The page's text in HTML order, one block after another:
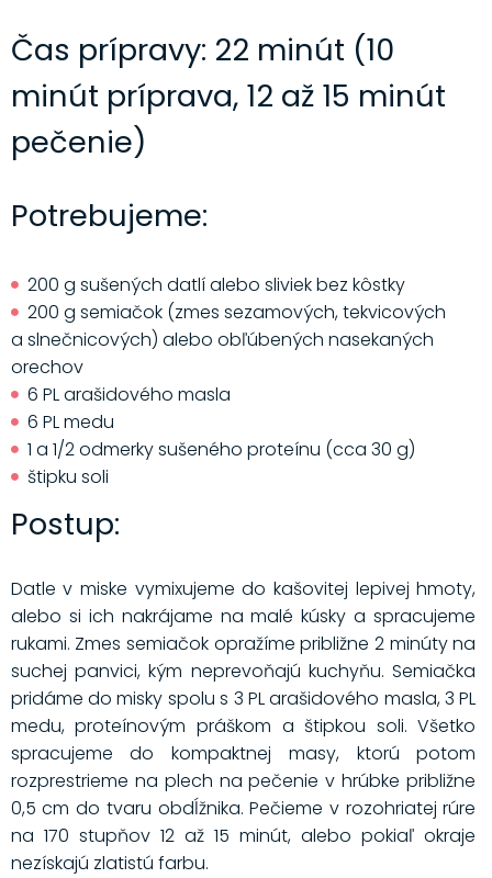
Čas prípravy: 22 minút (10
minút príprava, 12 až 15 minút
pečenie)
Potrebujeme:
200 g sušených datlí alebo sliviek bez kôstky
200 g semiačok (zmes sezamových, tekvicových
a slnečnicových) alebo obľúbených nasekaných
orechov
6 PL arašidového masla
6 PL medu
1 a 1/2 odmerky sušeného proteínu (cca 30 g)
štipku soli
Postup:
Datle v miske vymixujeme do kašovitej lepivej hmoty,
alebo si ich nakrájame na malé kúsky a spracujeme
rukami. Zmes semiačok opražíme približne 2 minúty na
suchej panvici, kým neprevoňajú kuchyňu. Semiačka
pridáme do misky spolu s 3 PL arašidového masla, 3 PL
medu, proteínovým práškom a štipkou soli. Všetko
spracujeme do kompaktnej masy, ktorú potom
rozprestrieme na plech na pečenie v hrúbke približne
0,5 cm do tvaru obdĺžnika. Pečieme v rozohriatej rúre
na 170 stupňov 12 až 15 minút, alebo pokiaľ okraje
nezískajú zlatistú farbu.